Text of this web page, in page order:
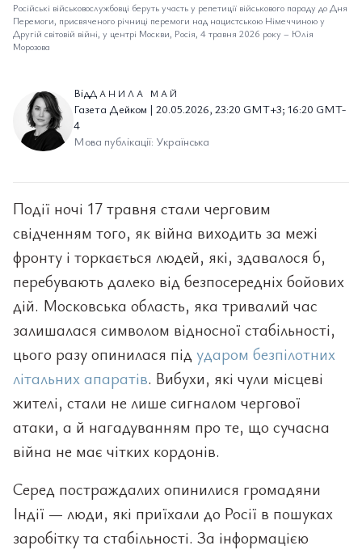
Російські військовослужбовці беруть участь у репетиції військового параду до Дня
Перемоги, присвяченого річниці перемоги над нацистською Німеччиною у
Другій світовій війні, у центрі Москви, Росія, 4 травня 2026 року – Юлія
Морозова
ВідДАНИЛА МАЙ
Газета Дейком | 20.05.2026, 23:20 GMT+3; 16:20 GMT-
4
Мова публікації: Українська
Події ночі 17 травня стали черговим
свідченням того, як війна виходить за межі
фронту і торкається людей, які, здавалося б,
перебувають далеко від безпосередніх бойових
дій. Московська область, яка тривалий час
залишалася символом відносної стабільності,
цього разу опинилася підударом безпілотних
літальних апаратів. Вибухи, які чули місцеві
жителі, стали не лише сигналом чергової
атаки, а й нагадуванням про те, що сучасна
війна не має чітких кордонів.
Серед постраждалих опинилися громадяни
Індії — люди, які приїхали до Росії в пошуках
заробітку та стабільності. За інформацією